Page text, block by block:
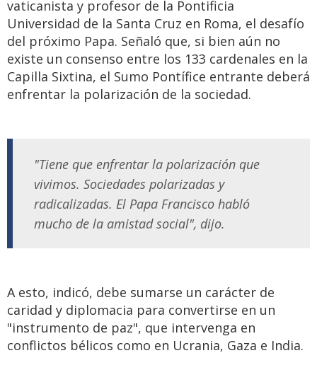
vaticanista y profesor de la Pontificia
Universidad de la Santa Cruz en Roma, el desafío
del próximo Papa. Señaló que, si bien aún no
existe un consenso entre los 133 cardenales en la
Capilla Sixtina, el Sumo Pontífice entrante deberá
enfrentar la polarización de la sociedad.
"Tiene que enfrentar la polarización que
vivimos. Sociedades polarizadas y
radicalizadas. El Papa Francisco habló
mucho de la amistad social", dijo.
A esto, indicó, debe sumarse un carácter de
caridad y diplomacia para convertirse en un
"instrumento de paz", que intervenga en
conflictos bélicos como en Ucrania, Gaza e India.